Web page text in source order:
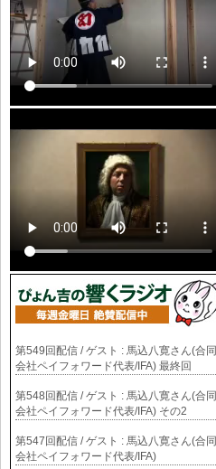
第549回配信 / ゲスト : 馬込八寛さん(合同
会社ペイフォワード代表/IFA) 最終回
第548回配信 / ゲスト : 馬込八寛さん(合同
会社ペイフォワード代表/IFA) その2
第547回配信 / ゲスト : 馬込八寛さん(合同
会社ペイフォワード代表/IFA)